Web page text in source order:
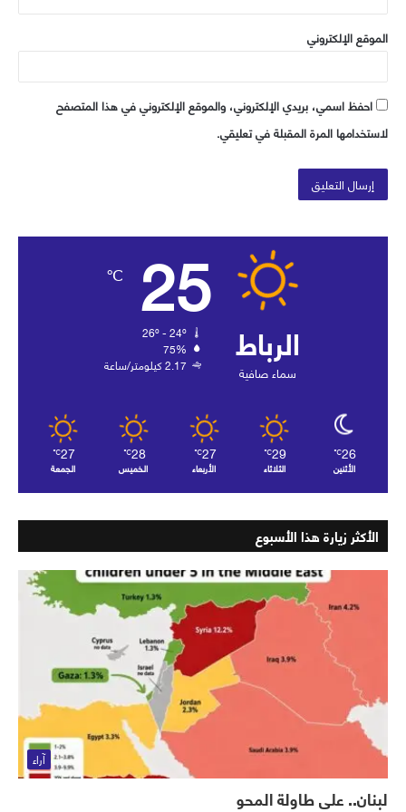
الموقع الإلكتروني
احفظ اسمي، بريدي الإلكتروني، والموقع الإلكتروني في هذا المتصفح
لاستخدامها المرة المقبلة في تعليقي.
الرباط
سماء صافية
25
℃
75%
2.17 كيلومتر/ساعة
26
℃
الأثنين
29
℃
الثلاثاء
27
℃
الأربعاء
28
℃
الخميس
27
℃
الجمعة
الأكثر زيارة هذا الأسبوع
آراء
لبنان.. على طاولة المحو